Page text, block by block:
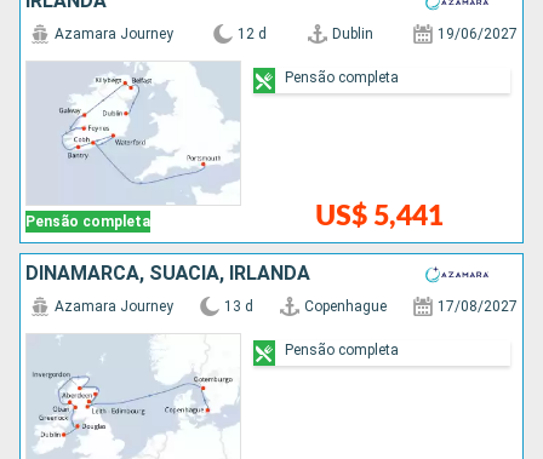
Pensão completa
Azamara Journey 12 d Dublin 19/06/2027
US$ 5,441
Pensão completa
DINAMARCA, SUÃCIA, IRLANDA
Azamara Journey 13 d Copenhague 17/08/2027
Pensão completa